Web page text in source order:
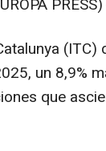
un 8,9%
que